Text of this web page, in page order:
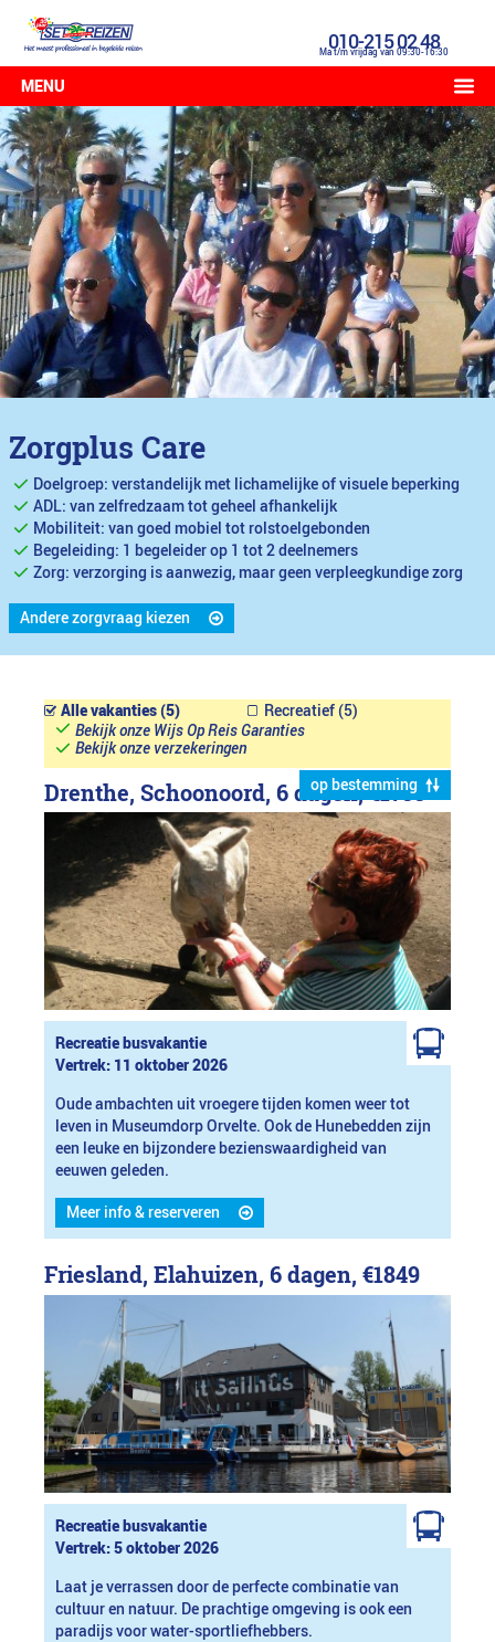
010-215 02 48
Ma t/m vrijdag van 09:30-16:30
MENU
Zorgplus Care
Doelgroep: verstandelijk met lichamelijke of visuele beperking
ADL: van zelfredzaam tot geheel afhankelijk
Mobiliteit: van goed mobiel tot rolstoelgebonden
Begeleiding: 1 begeleider op 1 tot 2 deelnemers
Zorg: verzorging is aanwezig, maar geen verpleegkundige zorg
Andere zorgvraag kiezen
Alle vakanties (5)
Recreatief (5)
Bekijk onze Wijs Op Reis Garanties
Bekijk onze verzekeringen
op bestemming
Drenthe, Schoonoord, 6 dagen,€1799
Recreatie busvakantie
Vertrek: 11 oktober 2026
Oude ambachten uit vroegere tijden komen weer tot
leven in Museumdorp Orvelte. Ook de Hunebedden zijn
een leuke en bijzondere bezienswaardigheid van
eeuwen geleden.
Meer info & reserveren
Friesland, Elahuizen, 6 dagen, €1849
Recreatie busvakantie
Vertrek: 5 oktober 2026
Laat je verrassen door de perfecte combinatie van
cultuur en natuur. De prachtige omgeving is ook een
paradijs voor water-sportliefhebbers.